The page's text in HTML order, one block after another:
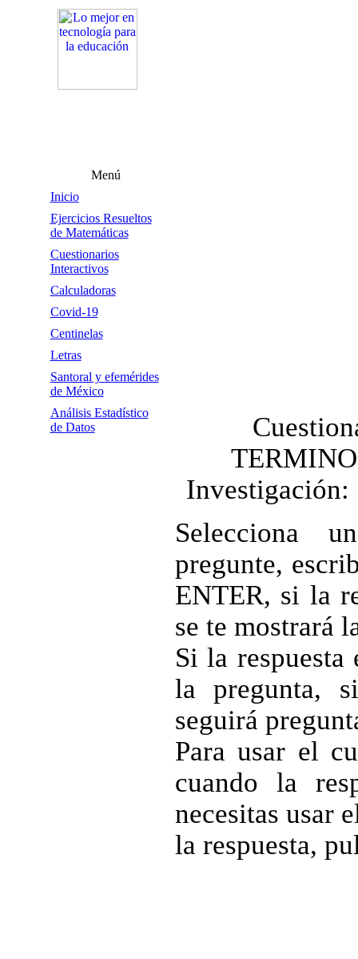
Menú
Inicio
Ejercicios Resueltos
de Matemáticas
Cuestionarios
Interactivos
Calculadoras
Covid-19
Centinelas
Letras
Santoral y efemérides
de México
Análisis Estadístico
de Datos
Investigación:
Selecciona
pregunte,
ENTER, si la
se te mostrará
Si la respuesta
la pregunta,
seguirá
Para usar el
cuando la
necesitas usar
la respuesta,